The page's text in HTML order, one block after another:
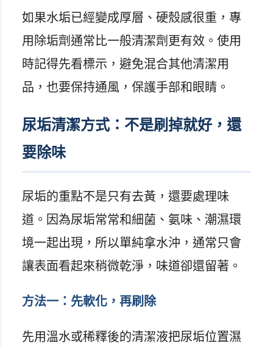
如果水垢已經變成厚層、硬殼感很重，專
用除垢劑通常比一般清潔劑更有效。使用
時記得先看標示，避免混合其他清潔用
品，也要保持通風，保護手部和眼睛。
尿垢清潔方式：不是刷掉就好，還
要除味
尿垢的重點不是只有去黃，還要處理味
道。因為尿垢常常和細菌、氨味、潮濕環
境一起出現，所以單純拿水沖，通常只會
讓表面看起來稍微乾淨，味道卻還留著。
方法一：先軟化，再刷除
先用溫水或稀釋後的清潔液把尿垢位置濕